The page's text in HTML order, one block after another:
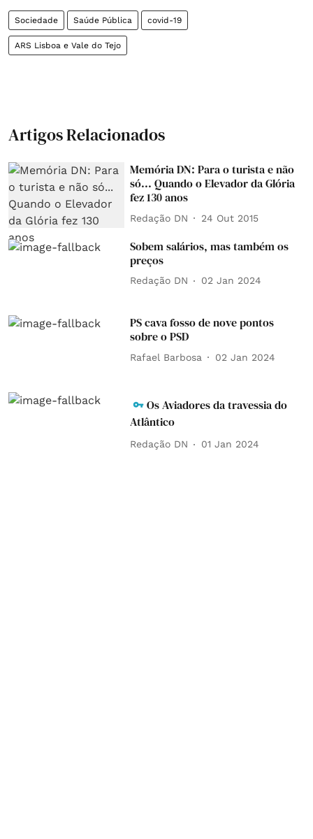
Sociedade Saúde Pública covid-19
ARS Lisboa e Vale do Tejo
Artigos Relacionados
Memória DN: Para o turista e não
só... Quando o Elevador da Glória
fez 130 anos
Redação DN 24 Out 2015
Sobem salários, mas também os
preços
Redação DN 02 Jan 2024
PS cava fosso de nove pontos
sobre o PSD
Rafael Barbosa 02 Jan 2024
Os Aviadores da travessia do
Atlântico
Redação DN 01 Jan 2024